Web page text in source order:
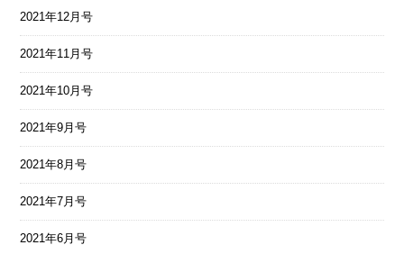
2021年12月号
2021年11月号
2021年10月号
2021年9月号
2021年8月号
2021年7月号
2021年6月号